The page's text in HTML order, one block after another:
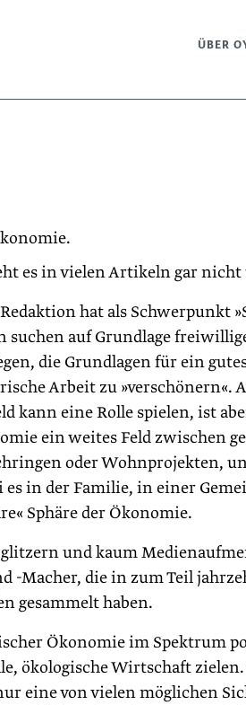
ÜBER
es in vielen Artikeln gar nicht
hat als Schwerpunkt
suchen auf Grundlage
die Grundlagen für ein
Arbeit zu »verschönern«.
kann eine Rolle spielen, ist
ein weites Feld zwischen
oder Wohnprojekten,
es in der Familie, in einer
Sphäre der Ökonomie.
und kaum
-Macher, die in zum Teil
gesammelt haben.
Ökonomie im Spektrum
ökologische Wirtschaft
eine von vielen möglichen